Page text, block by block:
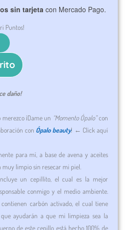
originalactual
sin tarjeta con Mercado Pago.
Puntos!
daño!
¡Dame un “Momento Ópalo”con
con Ópalo beauty! ← Click aquí
para mí, a base de avena y aceites
muy limpio sin resecar mi piel.
un cepillito, el cual es la mejor
conmigo y el medio ambiente.
contienen carbón activado, el cual tiene
ayudarán a que mi limpieza sea la
de este cepillo está hecho 100% de